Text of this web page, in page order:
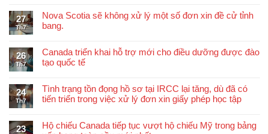
27
Th7
Nova Scotia sẽ không xử lý một số đơn xin đề cử tỉnh
bang.
26
Th7
Canada triển khai hỗ trợ mới cho điều dưỡng được đào
tạo quốc tế
24
Th7
Tình trạng tồn đọng hồ sơ tại IRCC lại tăng, dù đã có
tiến triển trong việc xử lý đơn xin giấy phép học tập
23
Hộ chiếu Canada tiếp tục vượt hộ chiếu Mỹ trong bảng